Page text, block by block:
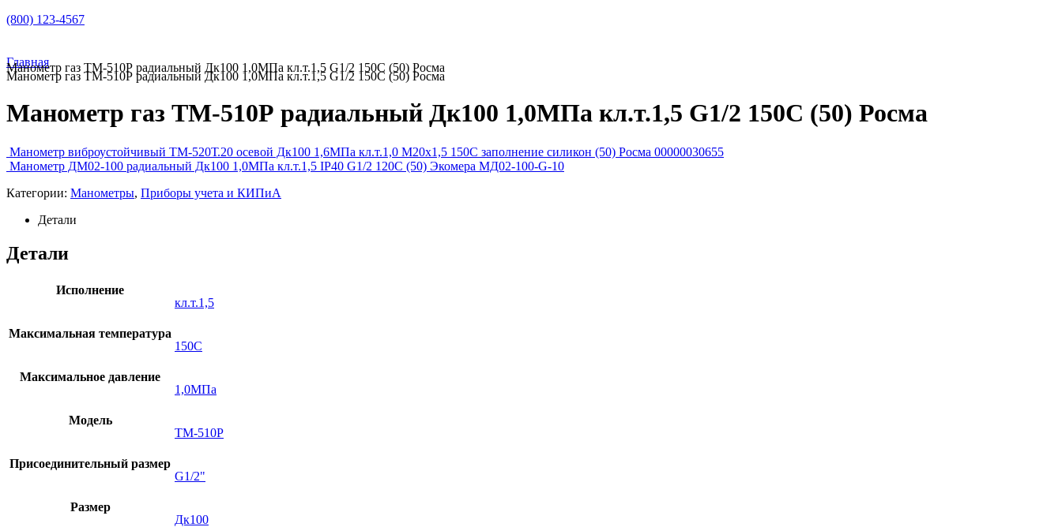
(800) 123-4567
Главная
Манометр газ ТМ-510Р радиальный Дк100 1,0МПа кл.т.1,5 G1/2 150C (50) Росма
Манометр газ ТМ-510Р радиальный Дк100 1,0МПа кл.т.1,5 G1/2 150C (50) Росма
Манометр газ ТМ-510Р радиальный Дк100 1,0МПа кл.т.1,5 G1/2 150C (50) Росма
Манометр виброустойчивый ТМ-520Т.20 осевой Дк100 1,6МПа кл.т.1,0 М20х1,5 150C заполнение силикон (50) Росма 00000030655
Манометр ДМ02-100 радиальный Дк100 1,0МПа кл.т.1,5 IP40 G1/2 120C (50) Экомера МД02-100-G-10
Категории: Манометры, Приборы учета и КИПиА
Детали
Детали
Исполнение
кл.т.1,5
Максимальная температура
150C
Максимальное давление
1,0МПа
Модель
ТМ-510Р
Присоединительный размер
G1/2"
Размер
Дк100